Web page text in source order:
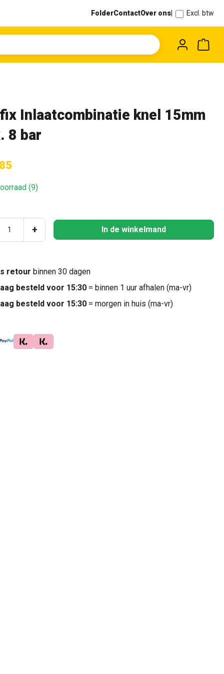
FolderContactOver ons Excl. btw
Inlaatcombinatie knel 15mm
8 bar
(9)
Voer de gewenste
+ In de winkelmand
retour binnen 30 dagen
besteld voor 15:30= binnen 1 uur afhalen (ma-vr)
besteld voor 15:30= morgen in huis (ma-vr)